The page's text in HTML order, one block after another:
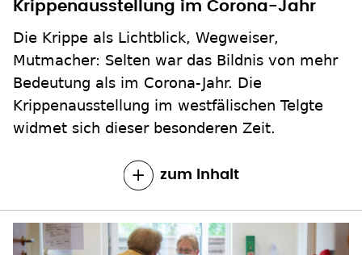
Mutmacher: Selten war das Bildnis von mehr
Bedeutung als im Corona-Jahr. Die
Krippenausstellung im westfälischen Telgte
widmet sich dieser besonderen Zeit.
zum Inhalt